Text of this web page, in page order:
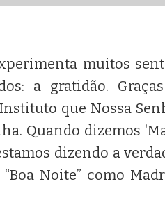
muitos
a gratidão.
que Nossa
Quando dizemos
dizendo a
Noite” como